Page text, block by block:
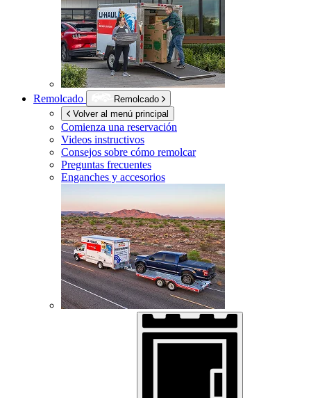
Remolcado
Remolcado
Volver al menú principal
Comienza una reservación
Videos instructivos
Consejos sobre cómo remolcar
Preguntas frecuentes
Enganches y accesorios